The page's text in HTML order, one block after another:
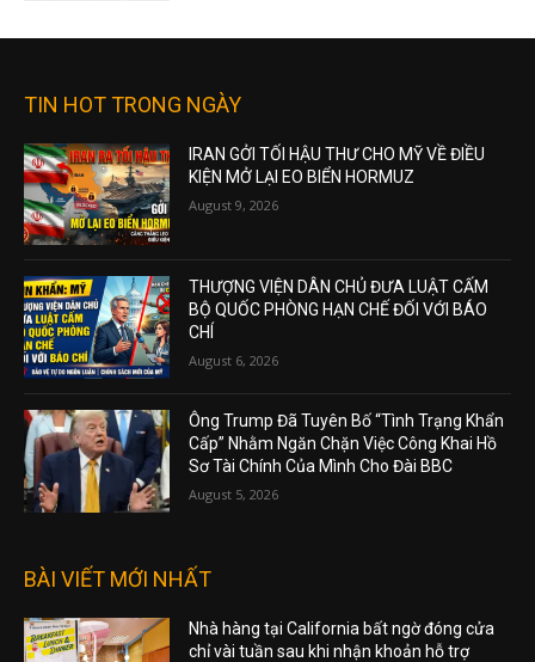
TIN HOT TRONG NGÀY
IRAN GỞI TỐI HẬU THƯ CHO MỸ VỀ ĐIỀU
KIỆN MỞ LẠI EO BIỂN HORMUZ
August 9, 2026
THƯỢNG VIỆN DÂN CHỦ ĐƯA LUẬT CẤM
BỘ QUỐC PHÒNG HẠN CHẾ ĐỐI VỚI BÁO
CHÍ
August 6, 2026
Ông Trump Đã Tuyên Bố “Tình Trạng Khẩn
Cấp” Nhằm Ngăn Chặn Việc Công Khai Hồ
Sơ Tài Chính Của Mình Cho Đài BBC
August 5, 2026
BÀI VIẾT MỚI NHẤT
Nhà hàng tại California bất ngờ đóng cửa
chỉ vài tuần sau khi nhận khoản hỗ trợ